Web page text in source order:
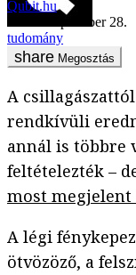
Qubit.hu
2018. szeptember 28.
tudomány
Megosztás
A
rendkívüli
annál is többre
feltételezték –
most
A légi
ötvözöző, a